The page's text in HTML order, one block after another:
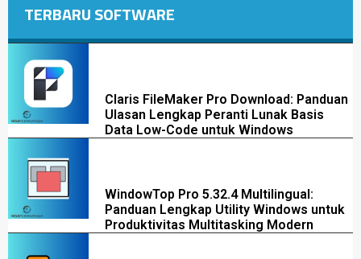
TERBARU SOFTWARE
Claris FileMaker Pro Download: Panduan
Ulasan Lengkap Peranti Lunak Basis
Data Low-Code untuk Windows
WindowTop Pro 5.32.4 Multilingual:
Panduan Lengkap Utility Windows untuk
Produktivitas Multitasking Modern